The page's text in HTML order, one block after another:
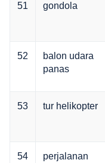
51 gondola
52
balon udara
panas
53 tur helikopter
54
perjalanan